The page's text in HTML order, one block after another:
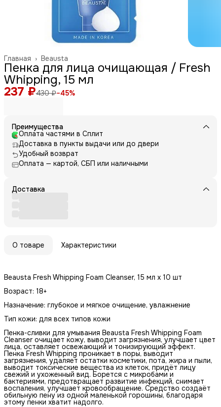
Beausta
Главная ›
Пенка для лица очищающая / Fresh
Whipping, 15 мл
237 ₽430 ₽−45%
Преимущества
Оплата частями в Сплит
Доставка в пункты выдачи или до двери
Удобный возврат
Оплата — картой, СБП или наличными
Доставка
О товаре Характеристики
Beausta Fresh Whipping Foam Cleanser, 15 мл x 10 шт
Возраст: 18+
Назначение: глубокое и мягкое очищение, увлажнение
Тип кожи: для всех типов кожи
Пенка-сливки для умывания Beausta Fresh Whipping Foam
Cleanser очищает кожу, выводит загрязнения, улучшает цвет
лица, оставляет освежающий и тонизирующий эффект.
Пенка Fresh Whipping проникает в поры, выводит
загрязнения, удаляет остатки косметики, пота, жира и пыли,
выводит токсические вещества из клеток, придёт лицу
свежий и ухоженный вид. Борется с микробами и
бактериями, предотвращает развитие инфекций, снимает
воспаления, улучшает кровообращение. Средство создаёт
обильную пену из одной маленькой горошины, благодаря
этому пенки хватит надолго.